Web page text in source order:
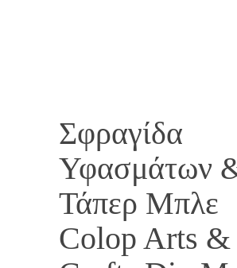
Σφραγίδα
Υφασμάτων
Τάπερ Μπλε
Colop Arts &